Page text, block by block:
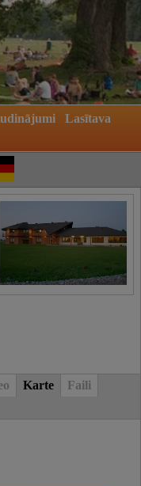
Lasītava
Karte
Faili